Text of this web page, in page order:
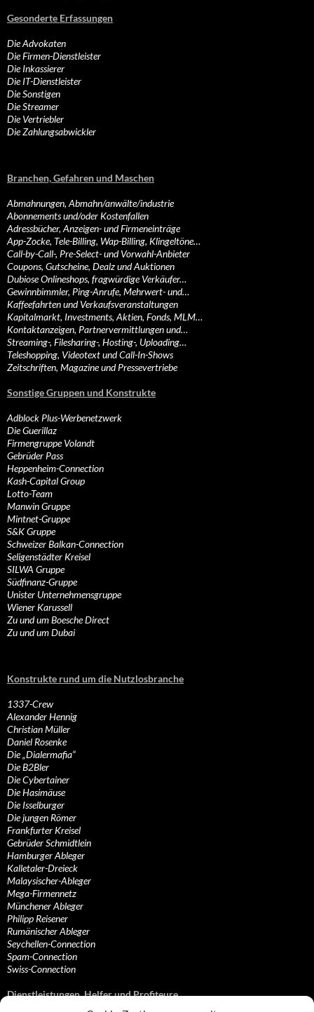
Gesonderte Erfassungen
Die Advokaten
Die Firmen-Dienstleister
Die Inkassierer
Die IT-Dienstleister
Die Sonstigen
Die Streamer
Die Vertriebler
Die Zahlungsabwickler
Branchen, Gefahren und Maschen
Abmahnungen, Abmahn/anwälte/industrie
Abonnements und/oder Kostenfallen
Adressbücher, Anzeigen- und Firmeneinträge
App-Zocke, Tele-Billing, Wap-Billing, Klingeltöne…
Call-by-Call-, Pre-Select- und Vorwahl-Anbieter
Coupons, Gutscheine, Dealz und Auktionen
Dubiose Onlineshops, fragwürdige Verkäufer…
Gewinnbimmler, Ping-Anrufe, Mehrwert- und…
Kaffeefahrten und Verkaufsveranstaltungen
Kapitalmarkt, Investments, Aktien, Fonds, MLM…
Kontaktanzeigen, Partnervermittlungen und…
Streaming-, Filesharing-, Hosting-, Uploading…
Teleshopping, Videotext und Call-In-Shows
Zeitschriften, Magazine und Pressevertriebe
Sonstige Gruppen und Konstrukte
Adblock Plus-Werbenetzwerk
Die Guerillaz
Firmengruppe Volandt
Gebrüder Pass
Heppenheim-Connection
Kash-Capital Group
Lotto-Team
Manwin Gruppe
Mintnet-Gruppe
S&K Gruppe
Schweizer Balkan-Connection
Seligenstädter Kreisel
SILWA Gruppe
Südfinanz-Gruppe
Unister Unternehmensgruppe
Wiener Karussell
Zu und um Boesche Direct
Zu und um Dubai
Konstrukte rund um die Nutzlosbranche
1337-Crew
Alexander Hennig
Christian Müller
Daniel Rosenke
Die „Dialermafia“
Die B2Bler
Die Cybertainer
Die Hasimäuse
Die Isselburger
Die jungen Römer
Frankfurter Kreisel
Gebrüder Schmidtlein
Hamburger Ableger
Kalletaler-Dreieck
Malaysischer-Ableger
Mega-Firmennetz
Münchener Ableger
Philipp Reisener
Rumänischer Ableger
Seychellen-Connection
Spam-Connection
Swiss-Connection
Dienstleistungen, Helfer und Profiteure